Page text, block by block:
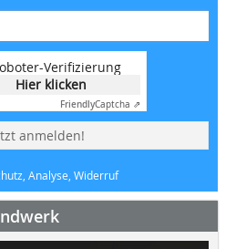
Verifizierung
Hier klicken
FriendlyCaptcha ⇗
anmelden!
Analyse, Widerruf